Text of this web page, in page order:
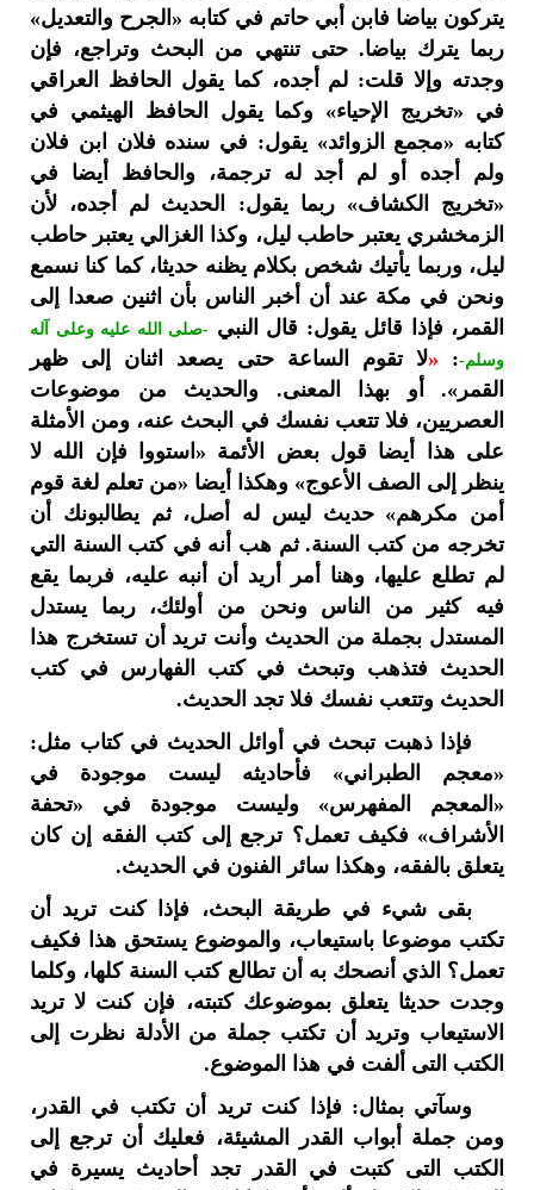
يتركون بياضا فابن أبي حاتم في كتابه «الجرح والتعديل»
ربما يترك بياضا. حتى تنتهي من البحث وتراجع، فإن
وجدته وإلا قلت: لم أجده، كما يقول الحافظ العراقي
في «تخريج الإحياء» وكما يقول الحافظ الهيثمي في
كتابه «مجمع الزوائد» يقول: في سنده فلان ابن فلان
ولم أجده أو لم أجد له ترجمة، والحافظ أيضا في
«تخريج الكشاف» ربما يقول: الحديث لم أجده، لأن
الزمخشري يعتبر حاطب ليل، وكذا الغزالي يعتبر حاطب
ليل، وربما يأتيك شخص بكلام يظنه حديثا، كما كنا نسمع
ونحن في مكة عند أن أخبر الناس بأن اثنين صعدا إلى
القمر، فإذا قائل يقول: قال النبي -صلى الله عليه وعلى آله
وسلم-:
«لا تقوم الساعة حتى يصعد اثنان إلى ظهر
القمر». أو بهذا المعنى. والحديث من موضوعات
العصريين، فلا تتعب نفسك في البحث عنه، ومن الأمثلة
على هذا أيضا قول بعض الأئمة «استووا فإن الله لا
ينظر إلى الصف الأعوج» وهكذا أيضا «من تعلم لغة قوم
أمن مكرهم» حديث ليس له أصل، ثم يطالبونك أن
تخرجه من كتب السنة. ثم هب أنه في كتب السنة التي
لم تطلع عليها، وهنا أمر أريد أن أنبه عليه، فربما يقع
فيه كثير من الناس ونحن من أولئك، ربما يستدل
المستدل بجملة من الحديث وأنت تريد أن تستخرج هذا
الحديث فتذهب وتبحث في كتب الفهارس في كتب
الحديث وتتعب نفسك فلا تجد الحديث.
فإذا ذهبت تبحث في أوائل الحديث في كتاب مثل:
«معجم الطبراني» فأحاديثه ليست موجودة في
«المعجم المفهرس» وليست موجودة في «تحفة
الأشراف» فكيف تعمل؟ ترجع إلى كتب الفقه إن كان
يتعلق بالفقه، وهكذا سائر الفنون في الحديث.
بقى شيء في طريقة البحث، فإذا كنت تريد أن
تكتب موضوعا باستيعاب، والموضوع يستحق هذا فكيف
تعمل؟ الذي أنصحك به أن تطالع كتب السنة كلها، وكلما
وجدت حديثا يتعلق بموضوعك كتبته، فإن كنت لا تريد
الاستيعاب وتريد أن تكتب جملة من الأدلة نظرت إلى
الكتب التى ألفت في هذا الموضوع.
وسآتي بمثال: فإذا كنت تريد أن تكتب في القدر،
ومن جملة أبواب القدر المشيئة، فعليك أن ترجع إلى
الكتب التى كتبت في القدر تجد أحاديث يسيرة في